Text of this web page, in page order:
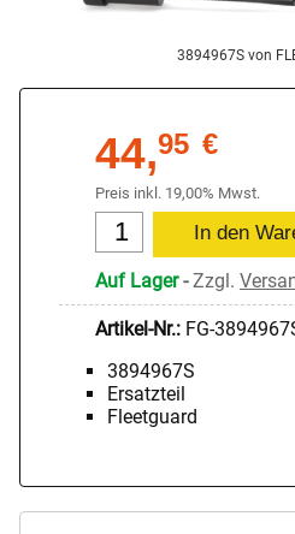
3894967S von
44,95 €
Preis inkl. 19,00% Mwst.
Auf Lager-Zzgl.
Artikel-Nr.: FG-
3894967S
Ersatzteil
Fleetguard